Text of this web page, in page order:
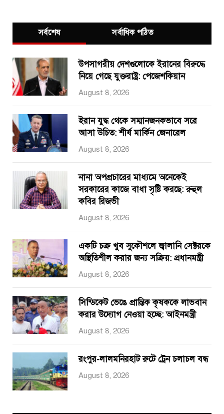
সর্বশেষ সর্বাধিক পঠিত
উপসাগরীয় দেশগুলোকে ইরানের বিরুদ্ধে
নিয়ে গেছে যুক্তরাষ্ট্র: পেজেশকিয়ান
August 8, 2026
ইরান যুদ্ধ থেকে সম্মানজনকভাবে সরে
আসা উচিত: শীর্ষ মার্কিন জেনারেল
August 8, 2026
নানা অপপ্রচারের মাধ্যমে অনেকেই
সরকারের কাজে বাধা সৃষ্টি করছে: রুহুল
কবির রিজভী
August 8, 2026
একটি চক্র খুব সুকৌশলে জ্বালানি সেক্টরকে
অস্থিতিশীল করার জন্য সক্রিয়: প্রধানমন্ত্রী
August 8, 2026
সিন্ডিকেট ভেঙে প্রান্তিক কৃষককে লাভবান
করার উদ্যোগ নেওয়া হচ্ছে: আইনমন্ত্রী
August 8, 2026
রংপুর-লালমনিরহাট রুটে ট্রেন চলাচল বন্ধ
August 8, 2026